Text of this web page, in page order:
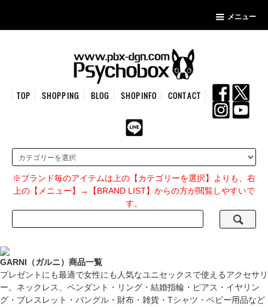
メニュー
TOP SHOPPING BLOG SHOPINFO CONTACT
※ブランド毎のアイテムは上の【カテゴリーを選択】よりも、右
上の【メニュー】→【BRAND LIST】からの方が閲覧しやすいで
す。
GARNI（ガルニ）商品一覧
プレゼントにも最適で女性にも人気なユニセックスで使えるアクセサリ
ー。ネックレス、ペンダント・リング・結婚指輪・ピアス・イヤリン
グ・ブレスレット・バングル・財布・雑貨・Tシャツ・ベビー用品など